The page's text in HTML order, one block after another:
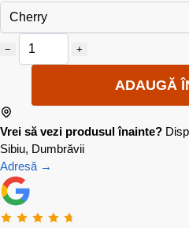
− +
ADAUGĂ
Vrei să vezi produsul înainte?
Sibiu, Dumbrăvii
Adresă →